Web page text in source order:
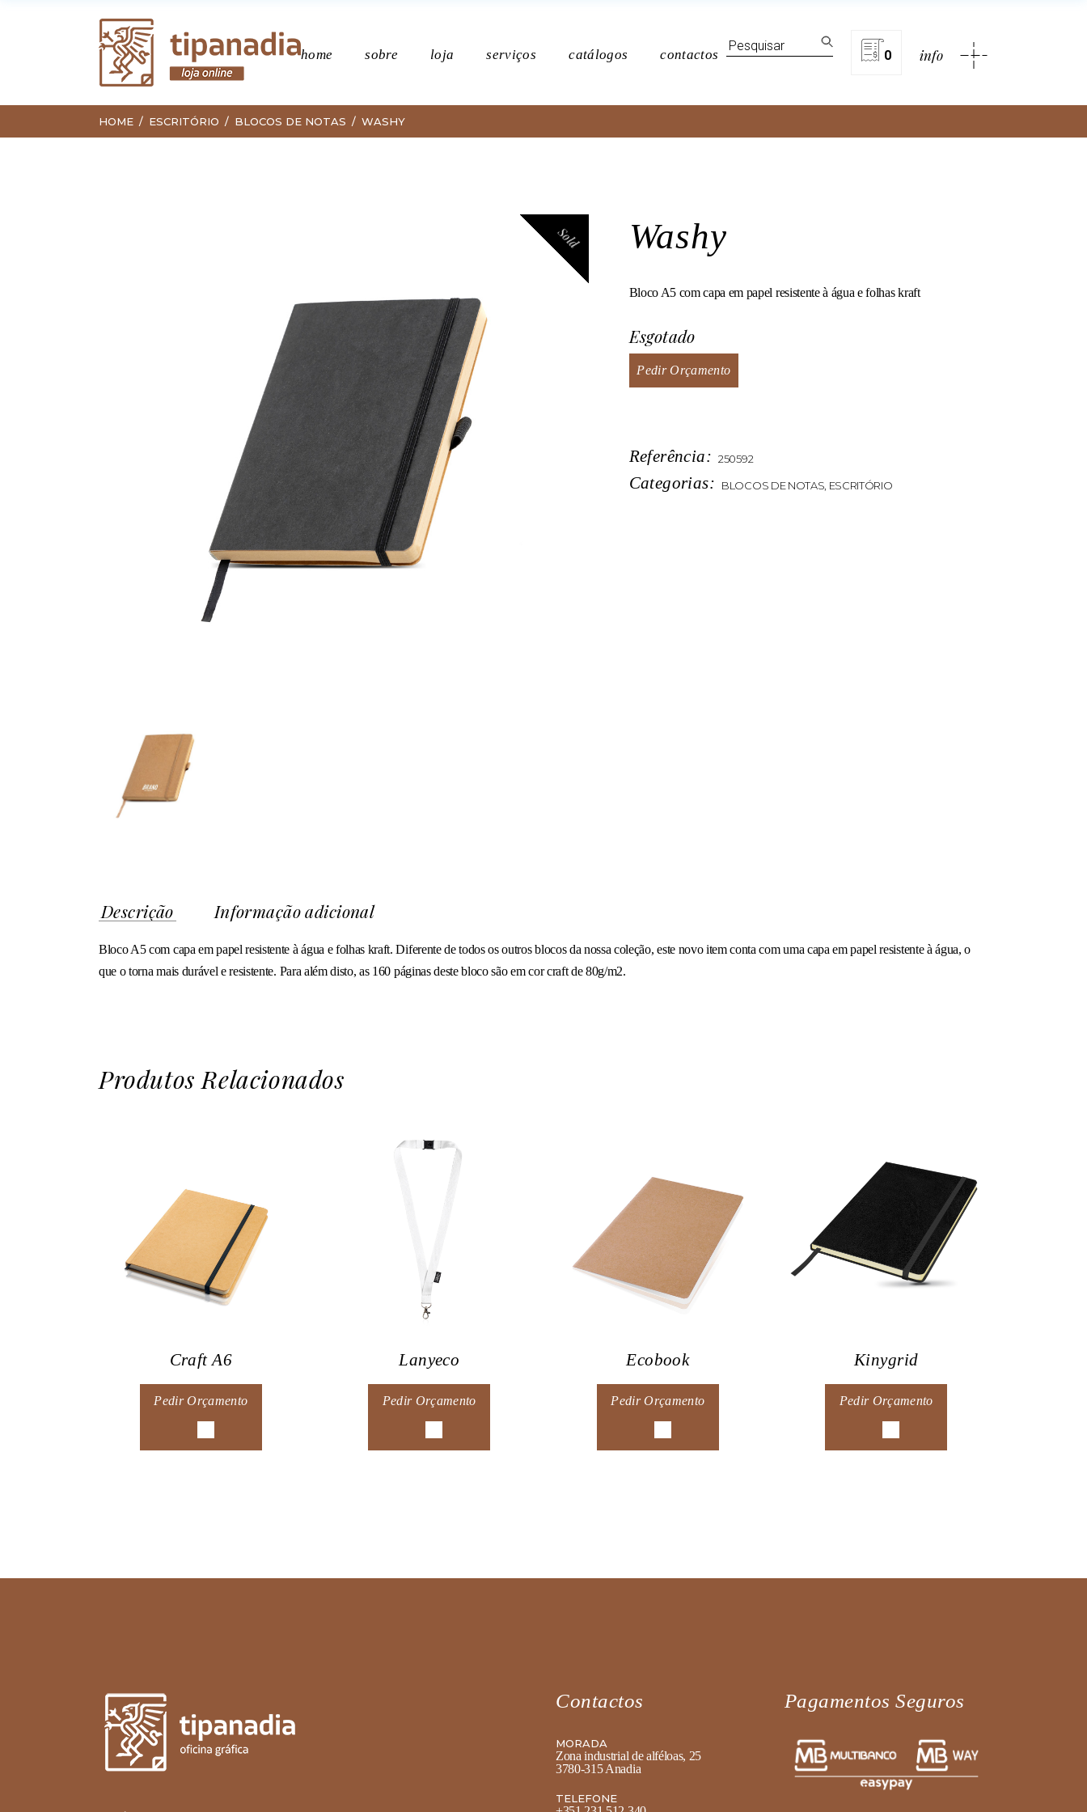
home sobre loja serviços catálogos contactos
Search
for:
0 info
Política de privacidade
HOME ESCRITÓRIO BLOCOS DE NOTAS WASHY
Sold Washy
Bloco A5 com capa em papel resistente à água e folhas kraft
Esgotado
Pedir Orçamento
Referência: 250592
Categorias: BLOCOS DE NOTAS ESCRITÓRIO
Descrição Informação adicional
Bloco A5 com capa em papel resistente à água e folhas kraft. Diferente de todos os outros blocos da nossa coleção, este novo item conta com uma capa em papel resistente à água, o
que o torna mais durável e resistente. Para além disto, as 160 páginas deste bloco são em cor craft de 80g/m2.
Produtos Relacionados
Craft A6
Pedir Orçamento
Lanyeco
Pedir Orçamento
Ecobook
Pedir Orçamento
Kinygrid
Pedir Orçamento
Contactos
MORADA
Zona industrial de alféloas, 25
3780-315 Anadia
TELEFONE
Pagamentos Seguros